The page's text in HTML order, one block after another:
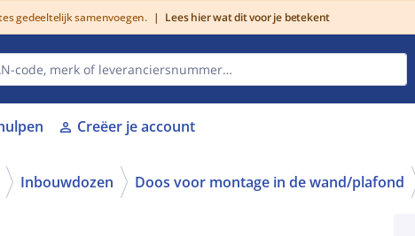
gedeeltelijk samenvoegen. | Lees hier wat dit voor je betekent
person Creëer je account
Inbouwdozen Doos voor montage in de wand/plafond